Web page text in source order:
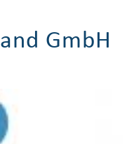
GmbH